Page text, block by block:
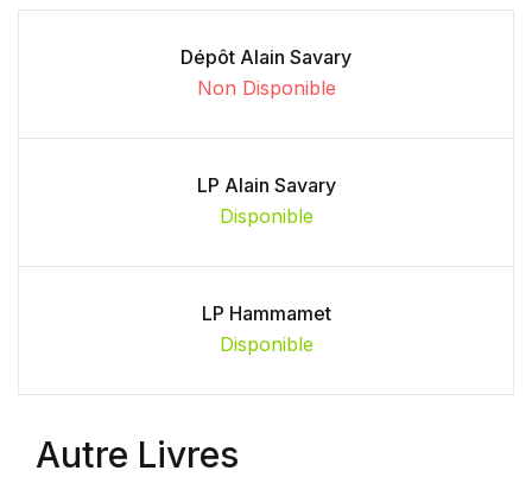
Dépôt Alain Savary
Non Disponible
LP Alain Savary
Disponible
LP Hammamet
Disponible
Autre Livres